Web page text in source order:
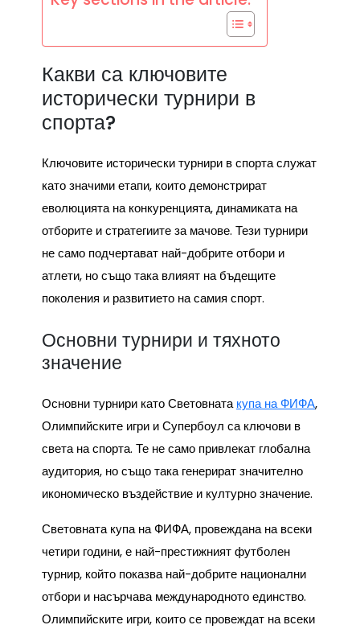
Какви са ключовите
исторически турнири в
спорта?
Ключовите исторически турнири в спорта служат
като значими етапи, които демонстрират
еволюцията на конкуренцията, динамиката на
отборите и стратегиите за мачове. Тези турнири
не само подчертават най-добрите отбори и
атлети, но също така влияят на бъдещите
поколения и развитието на самия спорт.
Основни турнири и тяхното
значение
Основни турнири като Световнатакупа на ФИФА,
Олимпийските игри и Супербоул са ключови в
света на спорта. Те не само привлекат глобална
аудитория, но също така генерират значително
икономическо въздействие и културно значение.
Световната купа на ФИФА, провеждана на всеки
четири години, е най-престижният футболен
турнир, който показва най-добрите национални
отбори и насърчава международното единство.
Олимпийските игри, които се провеждат на всеки